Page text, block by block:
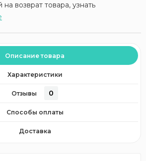
возврат товара, узнать
Описание товара
Характеристики
Отзывы 0
Способы оплаты
Доставка